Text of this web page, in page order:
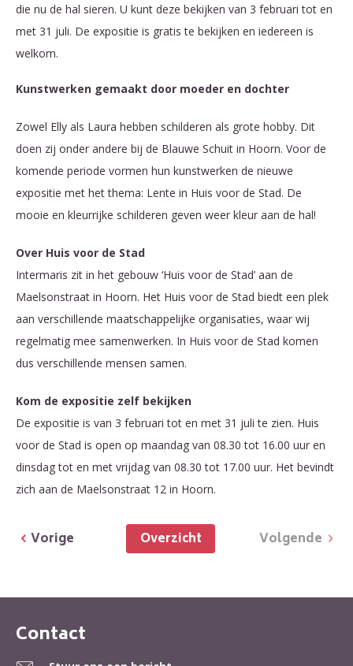
die nu de hal sieren. U kunt deze bekijken van 3 februari tot en
met 31 juli. De expositie is gratis te bekijken en iedereen is
welkom.
Kunstwerken gemaakt door moeder en dochter
Zowel Elly als Laura hebben schilderen als grote hobby. Dit
doen zij onder andere bij de Blauwe Schuit in Hoorn. Voor de
komende periode vormen hun kunstwerken de nieuwe
expositie met het thema: Lente in Huis voor de Stad. De
mooie en kleurrijke schilderen geven weer kleur aan de hal!
Over Huis voor de Stad
Intermaris zit in het gebouw ‘Huis voor de Stad’ aan de
Maelsonstraat in Hoorn. Het Huis voor de Stad biedt een plek
aan verschillende maatschappelijke organisaties, waar wij
regelmatig mee samenwerken. In Huis voor de Stad komen
dus verschillende mensen samen.
Kom de expositie zelf bekijken
De expositie is van 3 februari tot en met 31 juli te zien. Huis
voor de Stad is open op maandag van 08.30 tot 16.00 uur en
dinsdag tot en met vrijdag van 08.30 tot 17.00 uur. Het bevindt
zich aan de Maelsonstraat 12 in Hoorn.
Volgende
Overzicht
Vorige
Contactinformatie
Contact